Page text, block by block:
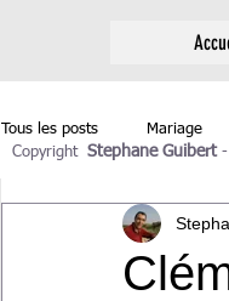
Tous les posts Mariage
Copyright Stephane Guibert-